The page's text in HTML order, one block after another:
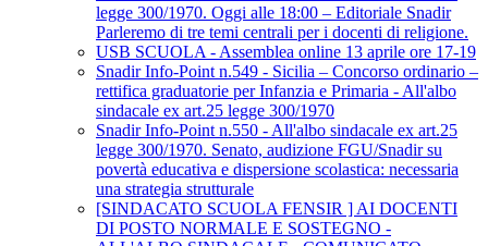
legge 300/1970. Oggi alle 18:00 – Editoriale Snadir
Parleremo di tre temi centrali per i docenti di religione.
USB SCUOLA - Assemblea online 13 aprile ore 17-19
Snadir Info-Point n.549 - Sicilia – Concorso ordinario –
rettifica graduatorie per Infanzia e Primaria - All'albo
sindacale ex art.25 legge 300/1970
Snadir Info-Point n.550 - All'albo sindacale ex art.25
legge 300/1970. Senato, audizione FGU/Snadir su
povertà educativa e dispersione scolastica: necessaria
una strategia strutturale
[SINDACATO SCUOLA FENSIR ] AI DOCENTI
DI POSTO NORMALE E SOSTEGNO -